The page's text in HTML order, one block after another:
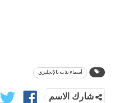
أسماء بنات بالإنجليزي
شارك الاسم